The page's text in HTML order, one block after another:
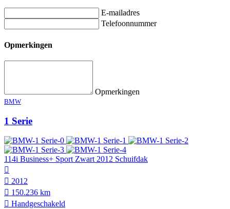
E-mailadres
Telefoonnummer
Opmerkingen
Opmerkingen
BMW
1 Serie
114i Business+ Sport Zwart 2012 Schuifdak
2012
150.236 km
Hand­geschakeld